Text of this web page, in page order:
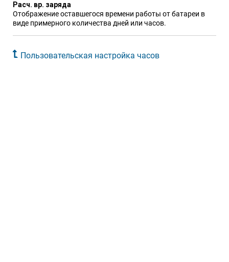
Расч. вр. заряда
Отображение оставшегося времени работы от батареи в
виде примерного количества дней или часов.
Пользовательская настройка часов